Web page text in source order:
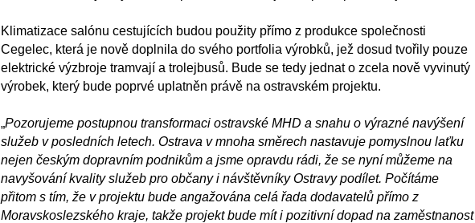
Klimatizace salónu cestujících budou použity přímo z produkce společnosti
Cegelec, která je nově doplnila do svého portfolia výrobků, jež dosud tvořily pouze
elektrické výzbroje tramvají a trolejbusů. Bude se tedy jednat o zcela nově vyvinutý
výrobek, který bude poprvé uplatněn právě na ostravském projektu.
„Pozorujeme postupnou transformaci ostravské MHD a snahu o výrazné navýšení
služeb v posledních letech. Ostrava v mnoha směrech nastavuje pomyslnou laťku
nejen českým dopravním podnikům a jsme opravdu rádi, že se nyní můžeme na
navyšování kvality služeb pro občany i návštěvníky Ostravy podílet. Počítáme
přitom s tím, že v projektu bude angažována celá řada dodavatelů přímo z
Moravskoslezského kraje, takže projekt bude mít i pozitivní dopad na zaměstnanost